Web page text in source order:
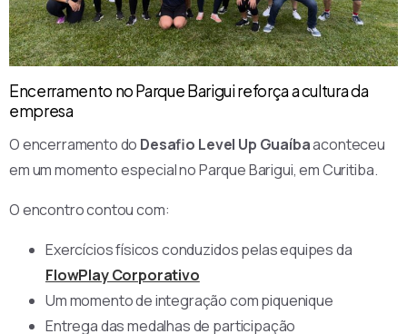
Encerramento no Parque Barigui reforça a cultura da
empresa
O encerramento do Desafio Level Up Guaíbaaconteceu
em um momento especial no Parque Barigui, em Curitiba.
O encontro contou com:
Exercícios físicos conduzidos pelas equipes da
FlowPlay Corporativo
Um momento de integração com piquenique
Entrega das medalhas de participação